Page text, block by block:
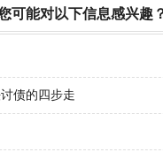
可能对以下信息感兴趣
债的四步走